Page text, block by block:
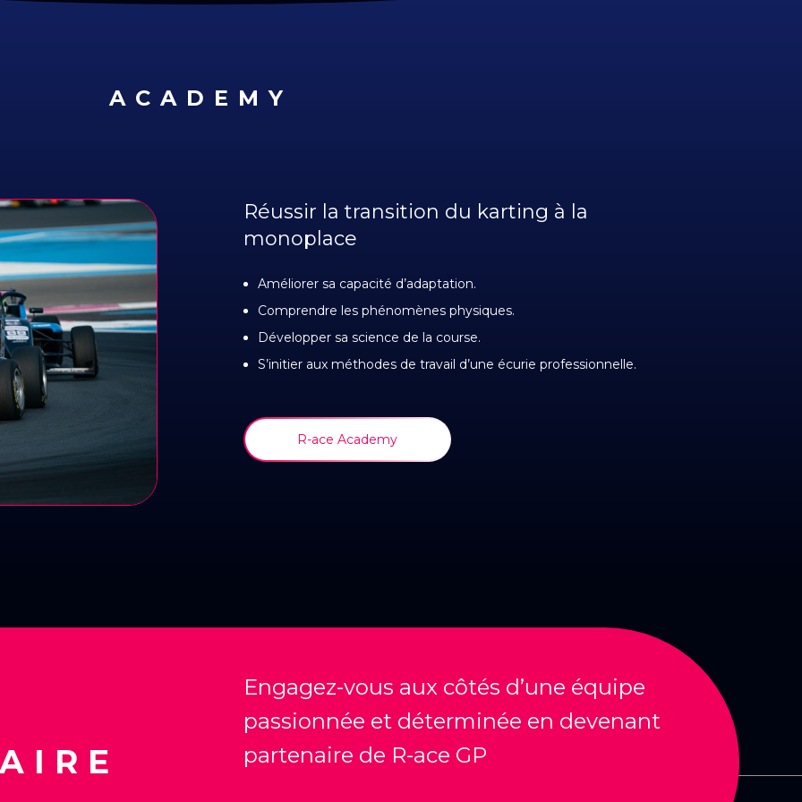
ACADEMY
Réussir la transition du karting à la
monoplace
Améliorer sa capacité d’adaptation.
Comprendre les phénomènes physiques.
Développer sa science de la course.
S’initier aux méthodes de travail d’une écurie professionnelle.
R-ace Academy
Engagez-vous aux côtés d’une équipe
passionnée et déterminée en devenant
partenaire de R-ace GP